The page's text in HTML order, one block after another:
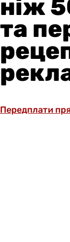
ніж
та
Передплати